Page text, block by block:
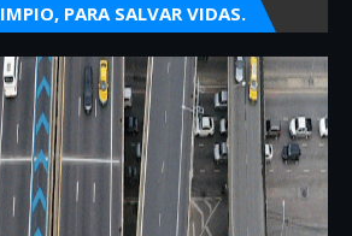
PARA SALVAR VIDAS.